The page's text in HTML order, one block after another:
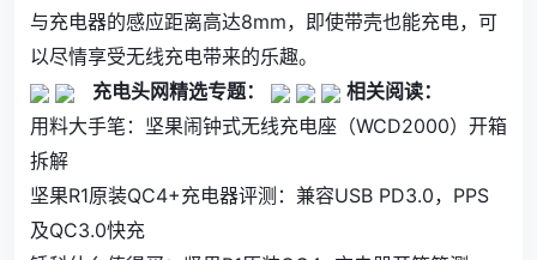
与充电器的感应距离高达8mm，即使带壳也能充电，可
以尽情享受无线充电带来的乐趣。
充电头网精选专题：
相关阅读：
用料大手笔：坚果闹钟式无线充电座（WCD2000）开箱
拆解
坚果R1原装QC4+充电器评测：兼容USB PD3.0，PPS
及QC3.0快充